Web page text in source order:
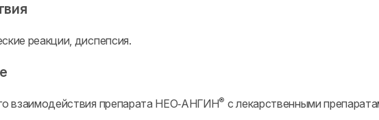
реакции, диспепсия.
взаимодействия препарата НЕО‑АНГИН® с лекарственными